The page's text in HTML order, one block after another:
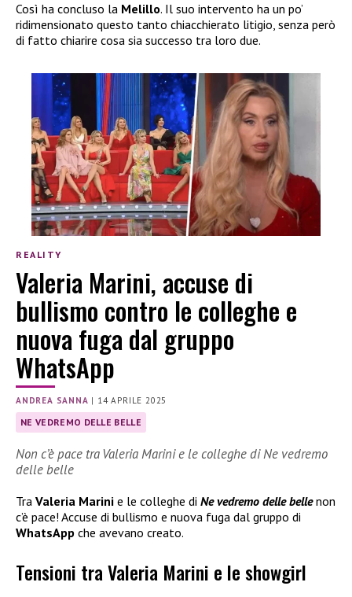
Così ha concluso la Melillo. Il suo intervento ha un po’
ridimensionato questo tanto chiacchierato litigio, senza però
di fatto chiarire cosa sia successo tra loro due.
REALITY
Valeria Marini, accuse di
bullismo contro le colleghe e
nuova fuga dal gruppo
WhatsApp
ANDREA SANNA | 14 APRILE 2025
NE VEDREMO DELLE BELLE
Non c’è pace tra Valeria Marini e le colleghe di Ne vedremo
delle belle
Tra Valeria Marini e le colleghe di Ne vedremo delle bellenon
c’è pace! Accuse di bullismo e nuova fuga dal gruppo di
WhatsApp che avevano creato.
Tensioni tra Valeria Marini e le showgirl